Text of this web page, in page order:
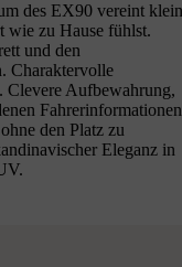
des EX90 vereint
wie zu Hause fühlst.
und den
Charaktervolle
Clevere Aufbewahrung,
Fahrerinformationen
den Platz zu
Eleganz in